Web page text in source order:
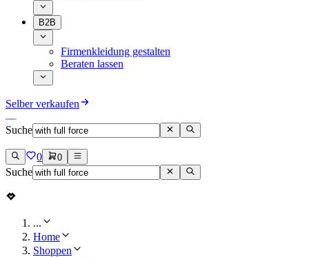
B2B
Firmenkleidung gestalten
Beraten lassen
Selber verkaufen
Suche
0 0
Suche
...
Home
Shoppen